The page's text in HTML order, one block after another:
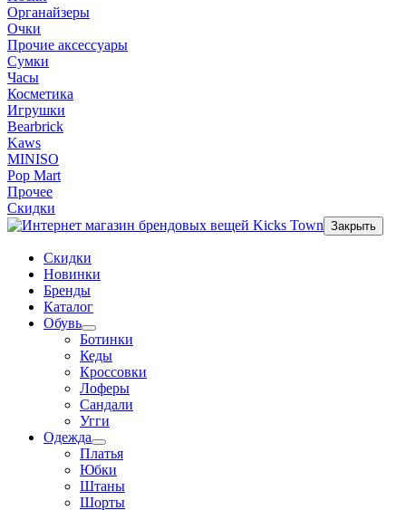
Органайзеры
Очки
Прочие аксессуары
Сумки
Часы
Косметика
Игрушки
Bearbrick
Kaws
MINISO
Pop Mart
Прочее
Скидки
Закрыть
Скидки
Новинки
Бренды
Каталог
Обувь
Ботинки
Кеды
Кроссовки
Лоферы
Сандали
Угги
Одежда
Платья
Юбки
Штаны
Шорты